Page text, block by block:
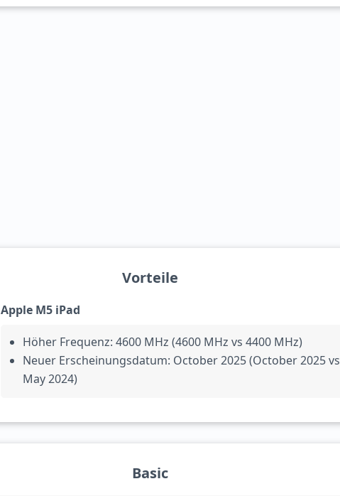
Vorteile
Apple M5 iPad
Höher Frequenz: 4600 MHz (4600 MHz vs 4400 MHz)
Neuer Erscheinungsdatum: October 2025 (October 2025 vs
May 2024)
Basic